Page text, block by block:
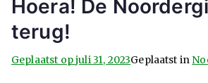
Hoera! De
terug!
Geplaatst opjuli 31, 2023Geplaatst in